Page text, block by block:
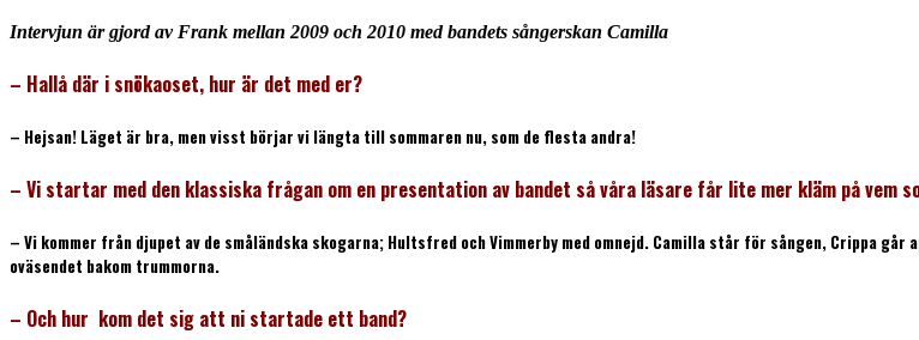
Intervjun är gjord av Frank mellan 2009 och 2010 med bandets sångerskan Camilla
– Hallå där i snökaoset, hur är det med er?
– Hejsan! Läget är bra, men visst börjar vi längta till sommaren nu, som de flesta andra!
– Vi startar med den klassiska frågan om en presentation av bandet så våra läsare får lite mer kläm på vem
– Vi kommer från djupet av de småländska skogarna; Hultsfred och Vimmerby med omnejd. Camilla står för sången, Crippa
oväsendet bakom trummorna.
– Och hur kom det sig att ni startade ett band?